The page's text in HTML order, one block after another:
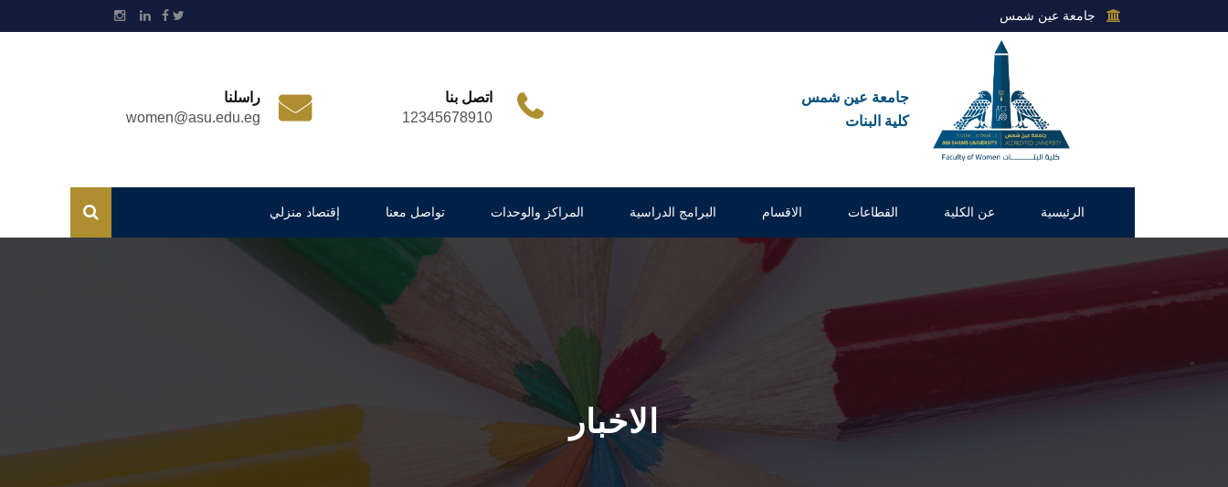
جامعة عين شمس
جامعة عين شمس
كلية البنات
اتصل بنا
12345678910
راسلنا
women@asu.edu.eg
الرئيسية عن الكلية القطاعات الاقسام البرامج الدراسية المراكز والوحدات تواصل معنا إقتصاد منزلي
الاخبار